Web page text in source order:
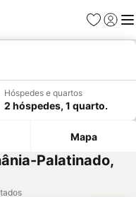
Favoritos
Iniciar
Hóspedes e quartos
2 hóspedes, 1 quarto.
Mapa
Palatinado,